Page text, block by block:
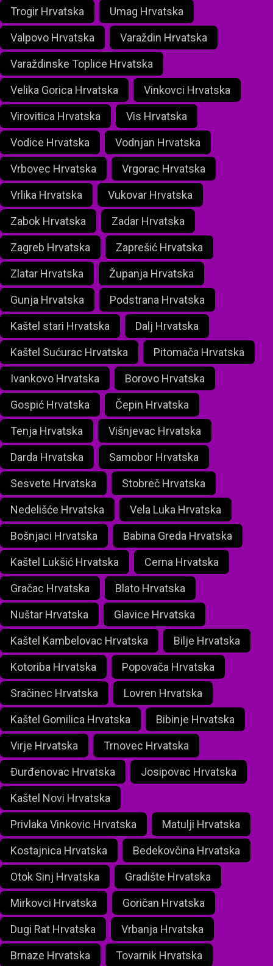
Trogir Hrvatska Umag Hrvatska
Valpovo Hrvatska Varaždin Hrvatska
Varaždinske Toplice Hrvatska
Velika Gorica Hrvatska Vinkovci Hrvatska
Virovitica Hrvatska Vis Hrvatska
Vodice Hrvatska Vodnjan Hrvatska
Vrbovec Hrvatska Vrgorac Hrvatska
Vrlika Hrvatska Vukovar Hrvatska
Zabok Hrvatska Zadar Hrvatska
Zagreb Hrvatska Zaprešić Hrvatska
Zlatar Hrvatska Županja Hrvatska
Gunja Hrvatska Podstrana Hrvatska
Kaštel stari Hrvatska Dalj Hrvatska
Kaštel Sućurac Hrvatska Pitomača Hrvatska
Ivankovo Hrvatska Borovo Hrvatska
Gospić Hrvatska Čepin Hrvatska
Tenja Hrvatska Višnjevac Hrvatska
Darda Hrvatska Samobor Hrvatska
Sesvete Hrvatska Stobreč Hrvatska
Nedelišće Hrvatska Vela Luka Hrvatska
Bošnjaci Hrvatska Babina Greda Hrvatska
Kaštel Lukšić Hrvatska Cerna Hrvatska
Gračac Hrvatska Blato Hrvatska
Nuštar Hrvatska Glavice Hrvatska
Kaštel Kambelovac Hrvatska Bilje Hrvatska
Kotoriba Hrvatska Popovača Hrvatska
Sračinec Hrvatska Lovren Hrvatska
Kaštel Gomilica Hrvatska Bibinje Hrvatska
Virje Hrvatska Trnovec Hrvatska
Đurđenovac Hrvatska Josipovac Hrvatska
Kaštel Novi Hrvatska
Privlaka Vinkovic Hrvatska Matulji Hrvatska
Kostajnica Hrvatska Bedekovčina Hrvatska
Otok Sinj Hrvatska Gradište Hrvatska
Mirkovci Hrvatska Goričan Hrvatska
Dugi Rat Hrvatska Vrbanja Hrvatska
Brnaze Hrvatska Tovarnik Hrvatska